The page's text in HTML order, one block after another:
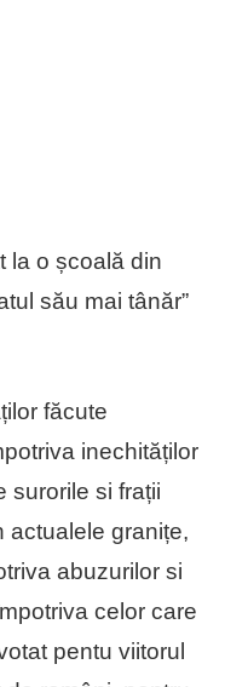
la o școală din
său mai tânăr”
făcute
inechităților
surorile si frații
actualele granițe,
abuzurilor si
celor care
pentu viitorul